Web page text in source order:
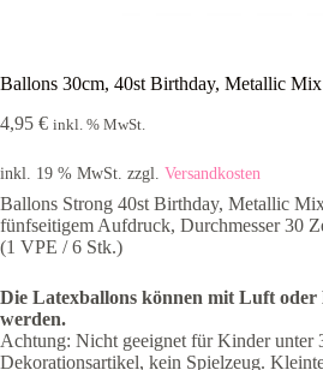
Ballons 30cm, 40st Birthday, Metallic Mix
4,95 € inkl. % MwSt.
inkl. 19 % MwSt. zzgl. Versandkosten
Ballons Strong 40st Birthday, Metallic
fünfseitigem Aufdruck, Durchmesser 30
(1 VPE / 6 Stk.)
Die Latexballons können mit Luft oder
werden.
Achtung: Nicht geeignet für Kinder unter
Dekorationsartikel, kein Spielzeug.